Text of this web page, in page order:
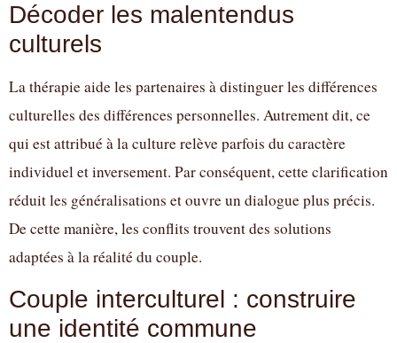
Décoder les malentendus
culturels
La thérapie aide les partenaires à distinguer les différences
culturelles des différences personnelles. Autrement dit, ce
qui est attribué à la culture relève parfois du caractère
individuel et inversement. Par conséquent, cette clarification
réduit les généralisations et ouvre un dialogue plus précis.
De cette manière, les conflits trouvent des solutions
adaptées à la réalité du couple.
Couple interculturel : construire
une identité commune